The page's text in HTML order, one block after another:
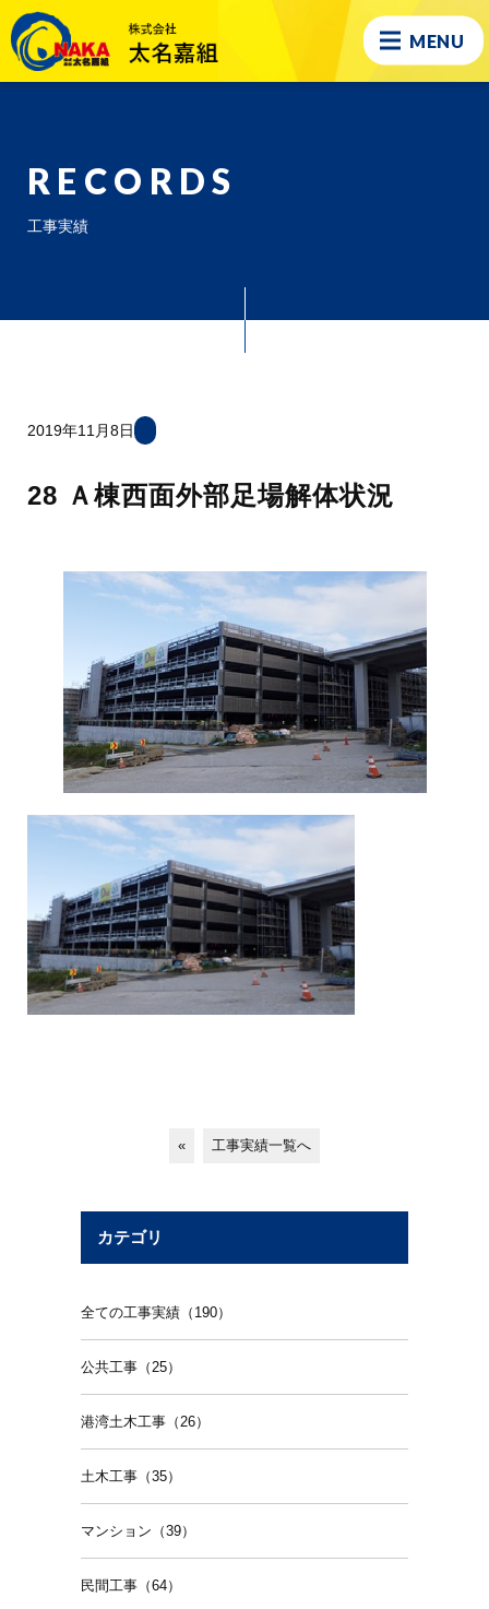
MENU
RECORDS
工事実績
2019年11月8日
28 Ａ棟西面外部足場解体状況
« 工事実績一覧へ
カテゴリ
全ての工事実績（190）
公共工事（25）
港湾土木工事（26）
土木工事（35）
マンション（39）
民間工事（64）